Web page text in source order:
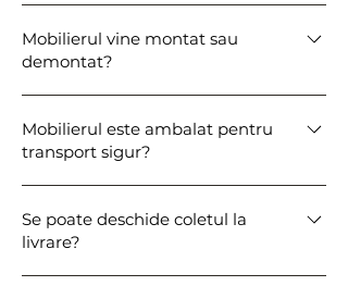
specializat pentru colete voluminoase.
Mobilierul vine montat sau
demontat?
asamblate, necesitând doar un montaj
minim la instalare.
Mobilierul este ambalat pentru
transport sigur?
elemente de fixare pentru a preveni
deteriorarea în timpul transportului.
Se poate deschide coletul la
livrare?